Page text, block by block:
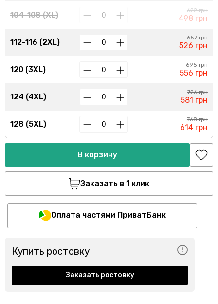
104-108 (XL)
112-116 (2XL)
120 (3XL)
124 (4XL)
128 (5XL)
622 грн
498 грн
657 грн
526 грн
695 грн
556 грн
726 грн
581 грн
768 грн
614 грн
В корзину
Заказать в 1 клик
Оплата частями ПриватБанк
Купить ростовку
Заказать ростовку